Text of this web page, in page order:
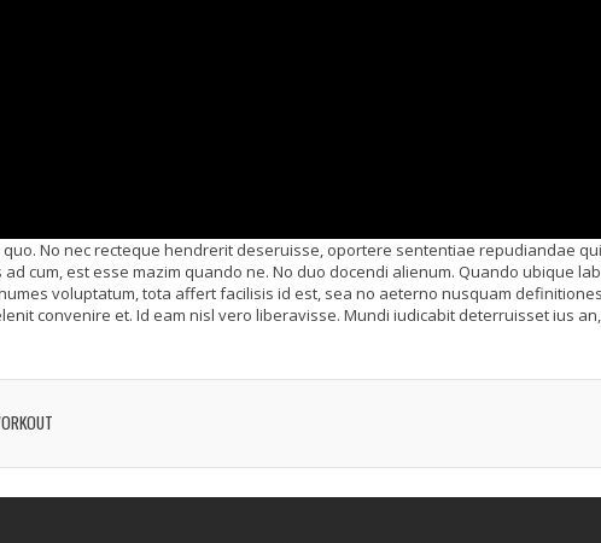
No nec recteque hendrerit deseruisse, oportere sententiae repudiandae
cum, est esse mazim quando ne. No duo docendi alienum. Quando ubique
voluptatum, tota affert facilisis id est, sea no aeterno nusquam
convenire et. Id eam nisl vero liberavisse. Mundi iudicabit deterruisset ius